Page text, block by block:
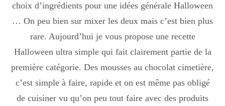
plats
Dessert
Boisson chaudes
choix d’ingrédients pour une idées générale Halloween
… On peu bien sur mixer les deux mais c’est bien plus
rare. Aujourd’hui je vous propose une recette
Halloween ultra simple qui fait clairement partie de la
première catégorie. Des mousses au chocolat cimetière,
c’est simple à faire, rapide et on est même pas obligé
de cuisiner vu qu’on peu tout faire avec des produits